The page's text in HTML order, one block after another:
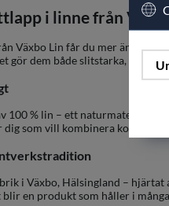
i linne från
Växbo Lin får du mer än en
gör dem både slitstarka,
100 % lin – ett naturmaterial
som vill kombinera komfort
i Växbo, Hälsingland –
en produkt som håller i